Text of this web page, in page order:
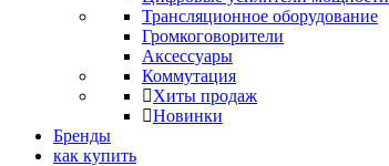
Трансляционное оборудование
Громкоговорители
Аксессуары
Коммутация
Хиты продаж
Новинки
Бренды
как купить